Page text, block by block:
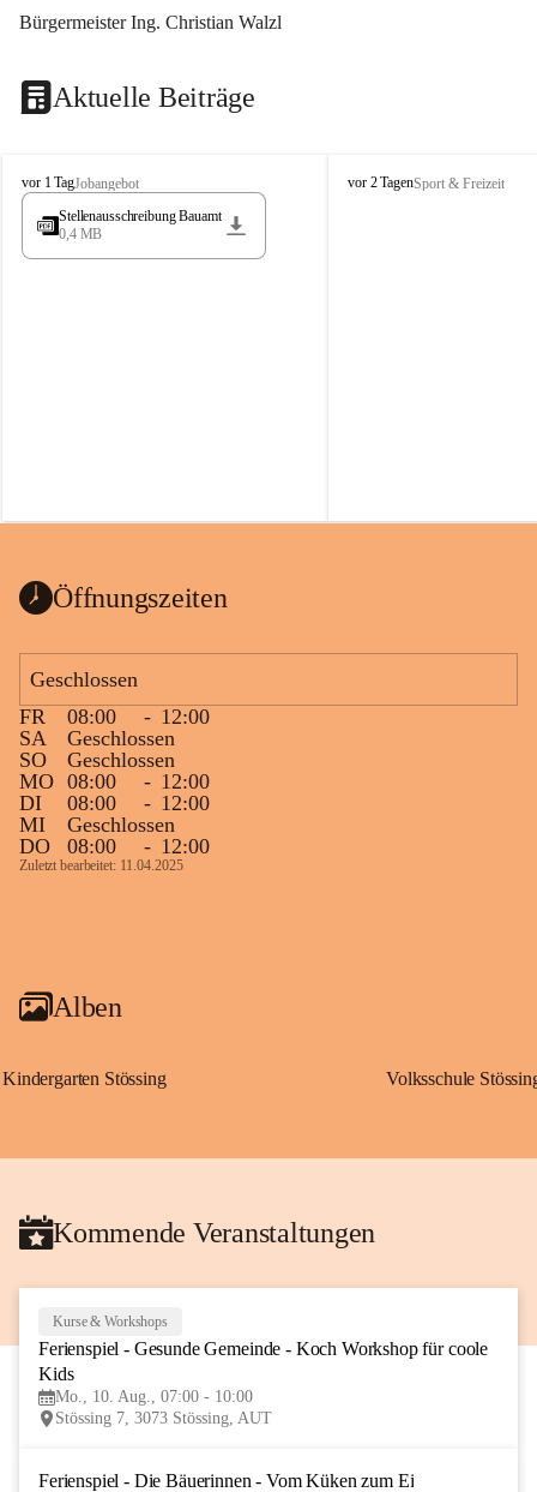
Bürgermeister Ing. Christian Walzl
Aktuelle Beiträge
S
t
s
vor 1 TagJobangebot
Stellenausschreibung Bauamt
0,4 MB
S
vor 2 TagenSport & Freizeit
Öffnungszeiten
Geschlossen
FR
08:00 - 12:00
SA
Geschlossen
SO
Geschlossen
MO 08:00 - 12:00
DI
08:00 - 12:00
MI
Geschlossen
DO
08:00 - 12:00
Zuletzt bearbeitet: 11.04.2025
Alben
Kindergarten Stössing Volksschule
Kommende Veranstaltungen
AUG
Kurse & Workshops
Ferienspiel - Gesunde Gemeinde - Koch Workshop für coole
Kids
Mo., 10. Aug., 07:00 - 10:00
Stössing 7, 3073 Stössing, AUT
Ferienspiel - Die Bäuerinnen - Vom Küken zum Ei